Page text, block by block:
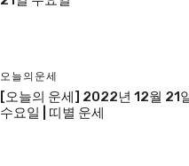
오늘의운세
[오늘의 운세] 2022년 12월 21
수요일 | 띠별 운세